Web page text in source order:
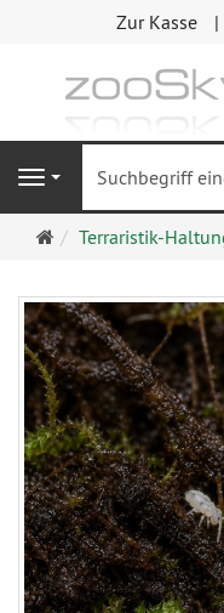
Zur Kasse
Navigation
Startseite
Terraristik-